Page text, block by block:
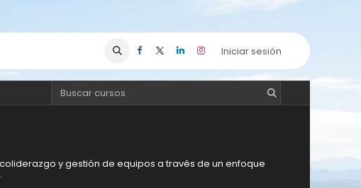
Iniciar sesión
y gestión de equipos a través de un enfoque